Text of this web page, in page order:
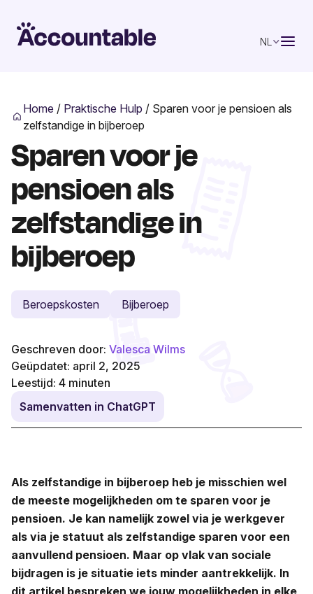
NL
Home / Praktische Hulp / Sparen voor je pensioen als
zelfstandige in bijberoep
Sparen voor je
pensioen als
zelfstandige in
bijberoep
Beroepskosten Bijberoep
Geschreven door: Valesca Wilms
Geüpdatet: april 2, 2025
Leestijd: 4 minuten
Samenvatten in ChatGPT
Als zelfstandige in bijberoep heb je misschien wel
de meeste mogelijkheden om te sparen voor je
pensioen. Je kan namelijk zowel via je werkgever
als via je statuut als zelfstandige sparen voor een
aanvullend pensioen. Maar op vlak van sociale
bijdragen is je situatie iets minder aantrekkelijk. In
dit artikel bespreken we jouw mogelijkheden in elke